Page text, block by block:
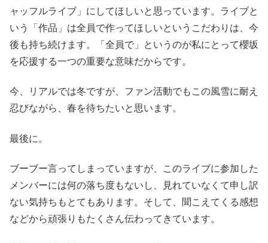
ャッフルライブ」にしてほしいと思っています。ライブと
いう「作品」は全員で作ってほしいというこだわりは、今
後も持ち続けます。「全員で」というのが私にとって櫻坂
を応援する一つの重要な意味だからです。
今、リアルでは冬ですが、ファン活動でもこの風雪に耐え
忍びながら、春を待ちたいと思います。
最後に。
ブーブー言ってしまっていますが、このライブに参加した
メンバーには何の落ち度もないし、見れていなくて申し訳
ない気持ちもとてもあります。そして、聞こえてくる感想
などから頑張りもたくさん伝わってきています。